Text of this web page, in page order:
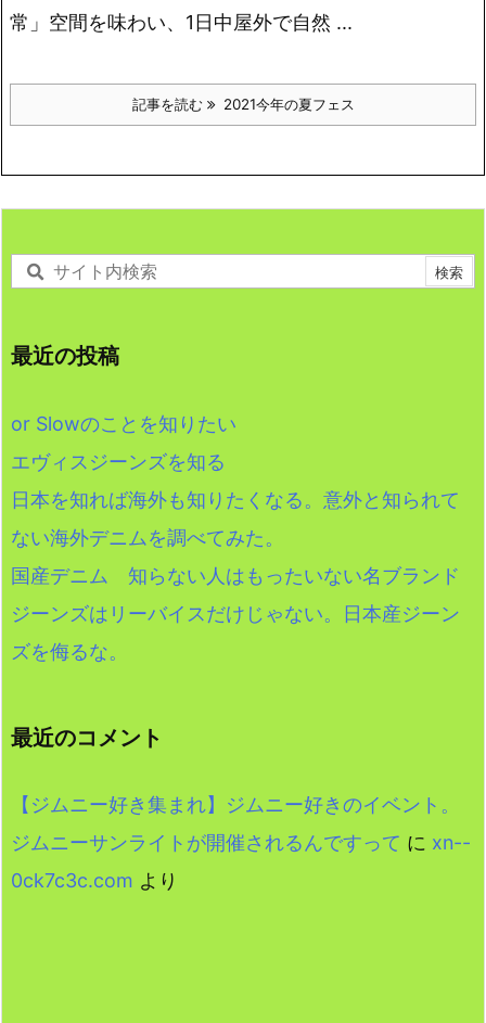
常」空間を味わい、1日中屋外で自然 ...
記事を読む 2021今年の夏フェス
最近の投稿
or Slowのことを知りたい
エヴィスジーンズを知る
日本を知れば海外も知りたくなる。意外と知られて
ない海外デニムを調べてみた。
国産デニム 知らない人はもったいない名ブランド
ジーンズはリーバイスだけじゃない。日本産ジーン
ズを侮るな。
最近のコメント
【ジムニー好き集まれ】ジムニー好きのイベント。
ジムニーサンライトが開催されるんですって に xn--
0ck7c3c.com より